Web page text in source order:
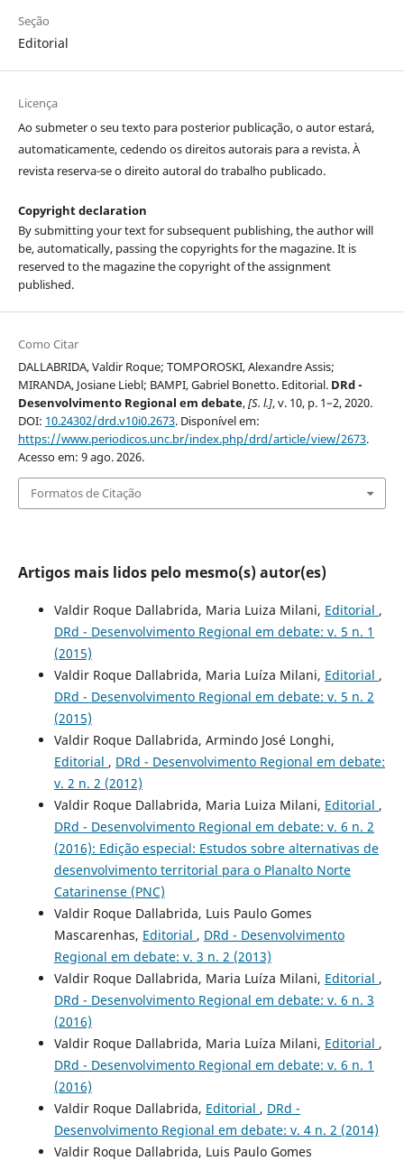
Seção
Editorial
Licença
Ao submeter o seu texto para posterior publicação, o autor estará,
automaticamente, cedendo os direitos autorais para a revista. À
revista reserva-se o direito autoral do trabalho publicado.
Copyright declaration
By submitting your text for subsequent publishing, the author will
be, automatically, passing the copyrights for the magazine. It is
reserved to the magazine the copyright of the assignment
published.
Como Citar
DALLABRIDA, Valdir Roque; TOMPOROSKI, Alexandre Assis;
MIRANDA, Josiane Liebl; BAMPI, Gabriel Bonetto. Editorial. DRd -
Desenvolvimento Regional em debate,[S. l.], v. 10, p. 1–2, 2020.
DOI: 10.24302/drd.v10i0.2673. Disponível em:
https://www.periodicos.unc.br/index.php/drd/article/view/2673.
Acesso em: 9 ago. 2026.
Formatos de Citação
Artigos mais lidos pelo mesmo(s) autor(es)
Valdir Roque Dallabrida, Maria Luiza Milani, Editorial ,
DRd - Desenvolvimento Regional em debate: v. 5 n. 1
(2015)
Valdir Roque Dallabrida, Maria Luíza Milani, Editorial ,
DRd - Desenvolvimento Regional em debate: v. 5 n. 2
(2015)
Valdir Roque Dallabrida, Armindo José Longhi,
Editorial , DRd - Desenvolvimento Regional em debate:
v. 2 n. 2 (2012)
Valdir Roque Dallabrida, Maria Luiza Milani, Editorial ,
DRd - Desenvolvimento Regional em debate: v. 6 n. 2
(2016): Edição especial: Estudos sobre alternativas de
desenvolvimento territorial para o Planalto Norte
Catarinense (PNC)
Valdir Roque Dallabrida, Luis Paulo Gomes
Mascarenhas, Editorial , DRd - Desenvolvimento
Regional em debate: v. 3 n. 2 (2013)
Valdir Roque Dallabrida, Maria Luíza Milani, Editorial ,
DRd - Desenvolvimento Regional em debate: v. 6 n. 3
(2016)
Valdir Roque Dallabrida, Maria Luíza Milani, Editorial ,
DRd - Desenvolvimento Regional em debate: v. 6 n. 1
(2016)
Valdir Roque Dallabrida, Editorial , DRd -
Desenvolvimento Regional em debate: v. 4 n. 2 (2014)
Valdir Roque Dallabrida, Luis Paulo Gomes